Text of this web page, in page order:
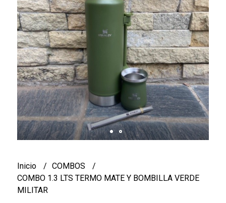
Inicio
COMBOS
COMBO 1.3 LTS TERMO MATE Y BOMBILLA VERDE
MILITAR